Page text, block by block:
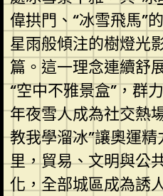
偉拱門、“冰雪飛馬”
星雨般傾注的樹燈光
篇。這一理念連續舒
“空中不雅景盒”，群力
年夜雪人成為社交熱
教我學溜冰”讓奧運
里，貿易、文明與公
化，全部城區成為誘